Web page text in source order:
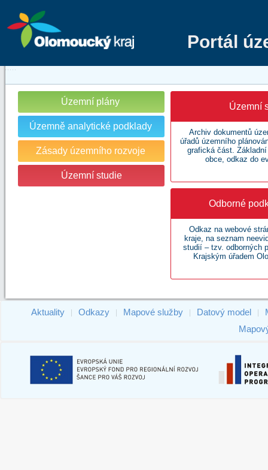
Portál
Územní plány
Územně analytické podklady
Zásady územního rozvoje
Územní studie
Územní
Archiv dokumentů
úřadů územního
grafická část.
obce, odkaz do
Odborné
Odkaz na webové
kraje, na seznam
studií – tzv. odborných
Krajským úřadem
Aktuality Odkazy Mapové služby Datový model